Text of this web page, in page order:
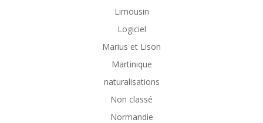
Limousin
Logiciel
Marius et Lison
Martinique
naturalisations
Non classé
Normandie